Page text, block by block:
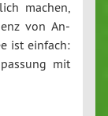
machen,
von An­
ist einfach:
mit